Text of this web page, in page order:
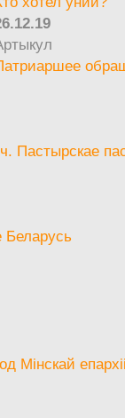
Пастырскае
Беларусь
Мінскай